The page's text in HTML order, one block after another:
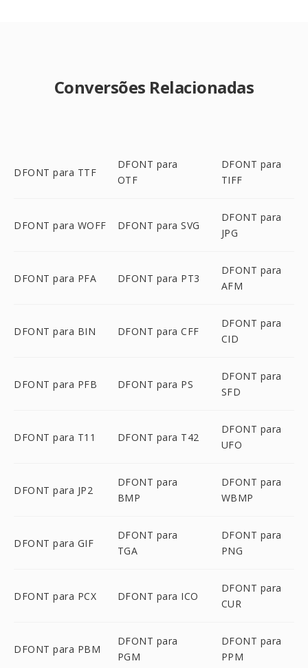
Conversões Relacionadas
DFONT para TTF
DFONT para
OTF
DFONT para
TIFF
DFONT para WOFF DFONT para SVG
DFONT para
JPG
DFONT para PFA DFONT para PT3
DFONT para
AFM
DFONT para BIN DFONT para CFF
DFONT para
CID
DFONT para PFB DFONT para PS
DFONT para
SFD
DFONT para T11 DFONT para T42
DFONT para
UFO
DFONT para JP2
DFONT para
BMP
DFONT para
WBMP
DFONT para GIF
DFONT para
TGA
DFONT para
PNG
DFONT para PCX DFONT para ICO
DFONT para
CUR
DFONT para PBM
DFONT para
PGM
DFONT para
PPM